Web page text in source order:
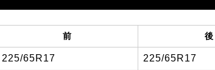
前 後
225/65R17 225/65R17